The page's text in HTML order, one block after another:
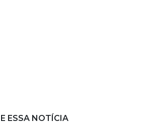
ESSA NOTÍCIA